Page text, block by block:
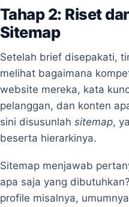
Tahap 2: Riset
Sitemap
Setelah brief disepakati,
melihat bagaimana
website mereka, kata
pelanggan, dan konten
sini disusunlah sitemap,
beserta hierarkinya.
Sitemap menjawab
apa saja yang
profile misalnya,